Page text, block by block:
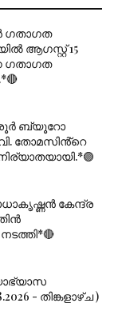
ഗതാഗത
ആഗസ്റ്റ് 15
ഗതാഗത
ബ്യൂറോ
തോമസിൻ്റെ
കേന്ദ്ര
- തിങ്കളാഴ്ച )